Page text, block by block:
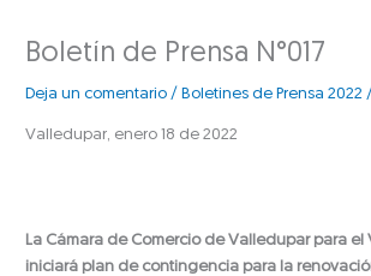
Boletín de Prensa N°017
Deja un comentario / Boletines de Prensa 2022
Valledupar, enero 18 de 2022
La Cámara de Comercio de Valledupar para el
iniciará plan de contingencia para la